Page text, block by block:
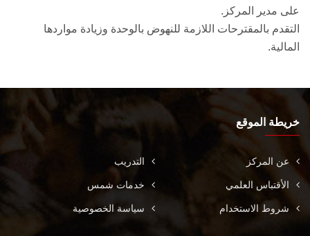
على مدير المركز.
التقدم بالمقترحات اللازمة للنهوض بالوحدة وزيادة مواردها
المالية.
خريطة الموقع
عن المركز التدريب
الأقتباس العلمي خدمات شمس
شروط الاستخدام سياسة الخصوصية